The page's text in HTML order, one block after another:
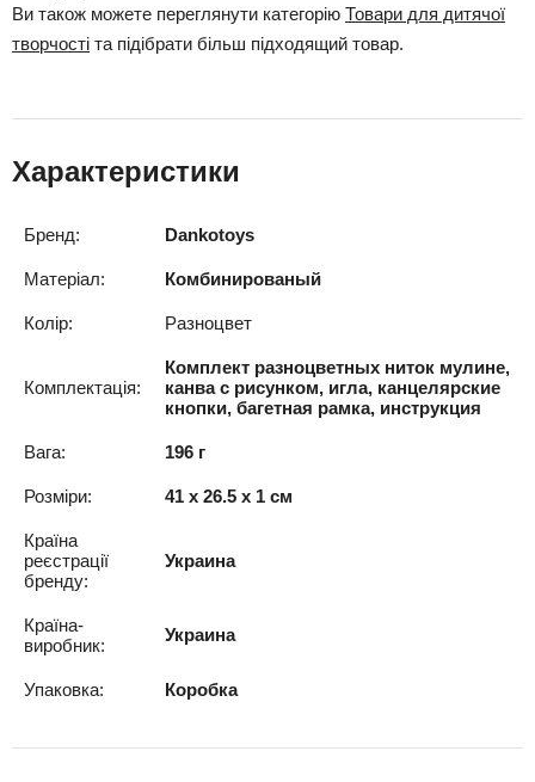
Ви також можете переглянути категорію Товари для дитячої
творчості та підібрати більш підходящий товар.
Характеристики
Бренд: Dankotoys
Матеріал: Комбинированый
Колір: Разноцвет
Комплектація:
Комплект разноцветных ниток мулине,
канва с рисунком, игла, канцелярские
кнопки, багетная рамка, инструкция
Вага: 196 г
Розміри: 41 x 26.5 x 1 см
Країна
реєстрації
бренду:
Украина
Країна-
виробник:
Украина
Упаковка: Коробка